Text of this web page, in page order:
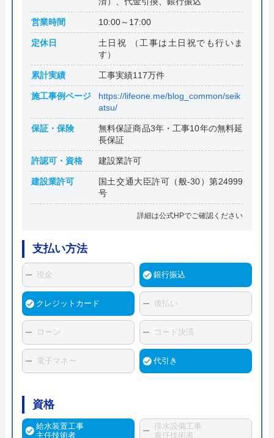
営業時間 10:00～17:00
定休日
土日祝 （工事は土日祝でも行いま
す）
累計実績 工事実績117万件
施工事例ページ
https://lifeone.me/blog_common/seik
atsu/
保証・保険
無料保証商品3年・工事10年の無料延
長保証
許認可・資格 建設業許可
建設業許可
国土交通大臣許可（般-30）第24999
号
詳細は公式HPでご確認ください
支払い方法
現金 銀行振込
クレジットカード 後払い
ローン コード決済
電子マネー 代引き
資格
給水装置工事
主任技術者
排水設備工事
責任技術者